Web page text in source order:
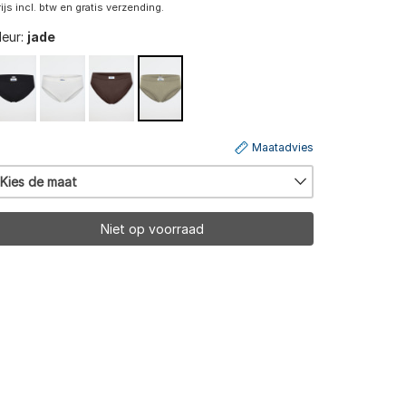
incl. btw en gratis verzending.
jade
Kies de maat
Maatadvies
Niet op voorraad